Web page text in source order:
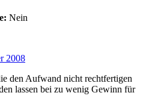
Nein
2008
den Aufwand nicht rechtfertigen
lassen bei zu wenig Gewinn für